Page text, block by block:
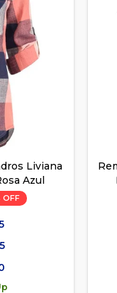
Liviana
Azul